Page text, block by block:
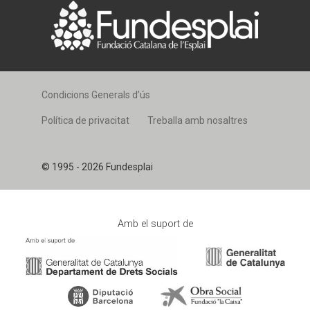
© 1995 - 2026 Fundesplai
Condicions Generals d’ús
Política de privacitat Treballa amb nosaltres
Amb el suport de